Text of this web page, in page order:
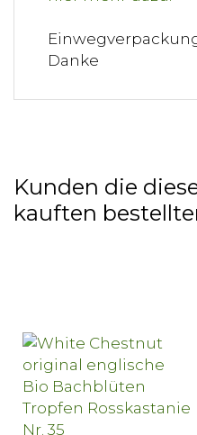
Danke
Kunden die
kauften